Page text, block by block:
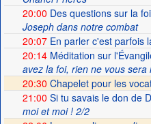
20:00 Des questions sur la
Joseph dans notre combat
20:07En parler c'est parfois
20:14Méditation sur
avez la foi, rien ne vous sera
20:30 Chapelet pour les
21:00 Si tu savais le don de
moi et moi ! 2/2